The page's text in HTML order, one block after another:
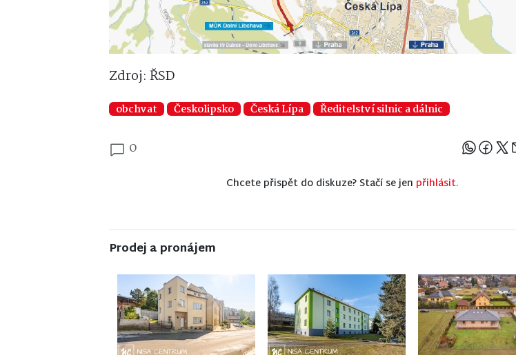
Zdroj: ŘSD
obchvat Českolipsko Česká Lípa Ředitelství silnic a dálnic
0
Chcete přispět do diskuze? Stačí se jen přihlásit.
Prodej a pronájem